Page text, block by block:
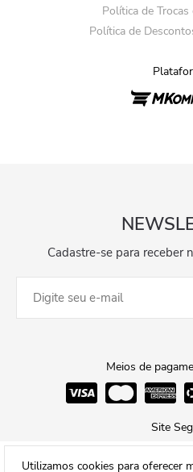
Política de
Política de
Cadastre-se para receber
Meios de
Site
Utilizamos cookies para oferecer